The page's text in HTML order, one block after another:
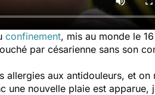
confinement, mis au monde le
par césarienne sans son
allergies aux antidouleurs, et on
une nouvelle plaie est apparue,